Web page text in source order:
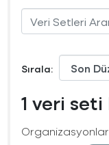
Sırala
1 veri